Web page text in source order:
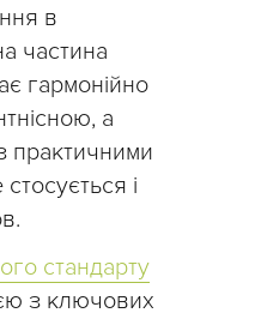
в
частина
гармонійно
а
практичними
і
стандарту
з ключових